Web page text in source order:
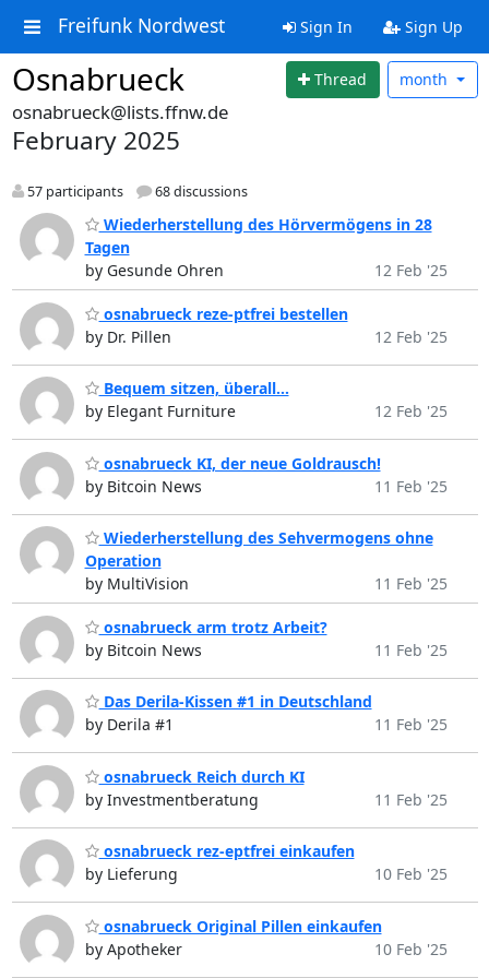
Freifunk Nordwest Sign In Sign Up
Osnabrueck Thread month
osnabrueck@lists.ffnw.de
February 2025
57 participants 68 discussions
Wiederherstellung des Hörvermögens in 28
Tagen
by Gesunde Ohren
12 Feb '25
osnabrueck reze-ptfrei bestellen
by Dr. Pillen
12 Feb '25
Bequem sitzen, überall...
by Elegant Furniture
12 Feb '25
osnabrueck KI, der neue Goldrausch!
by Bitcoin News
11 Feb '25
Wiederherstellung des Sehvermogens ohne
Operation
by MultiVision
11 Feb '25
osnabrueck arm trotz Arbeit?
by Bitcoin News
11 Feb '25
Das Derila-Kissen #1 in Deutschland
by Derila #1
11 Feb '25
osnabrueck Reich durch KI
by Investmentberatung
11 Feb '25
osnabrueck rez-eptfrei einkaufen
by Lieferung
10 Feb '25
osnabrueck Original Pillen einkaufen
by Apotheker
10 Feb '25